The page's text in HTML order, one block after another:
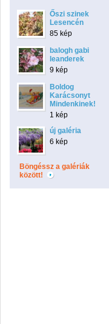
Őszi szinek
Lesencén
85 kép
balogh gabi
leanderek
9 kép
Boldog
Karácsonyt
Mindenkinek!
1 kép
új galéria
6 kép
Böngéssz a galériák
között!